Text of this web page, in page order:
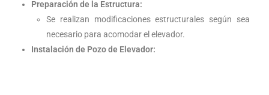
Preparación de la Estructura:
Se realizan modificaciones estructurales según sea
necesario para acomodar el elevador.
Instalación de Pozo de Elevador: